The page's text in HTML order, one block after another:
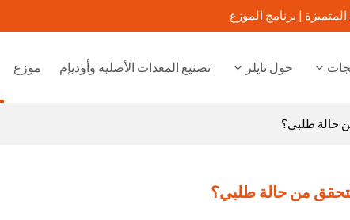
| برنامج الموزع
حول تايلر تصنيع المعدات الأصلية وأوديإم موزع
حالة طلبي؟
من حالة طلبي؟